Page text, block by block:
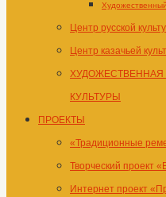
Центр русской
Центр казачьей
ХУДОЖЕСТВЕННАЯ
КУЛЬТУРЫ
ПРОЕКТЫ
«Традиционные
Творческий проект
Интернет проект